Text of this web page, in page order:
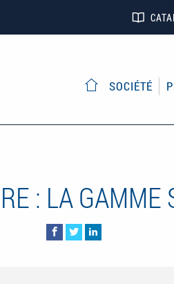
SOCIÉTÉ
: LA GAMME